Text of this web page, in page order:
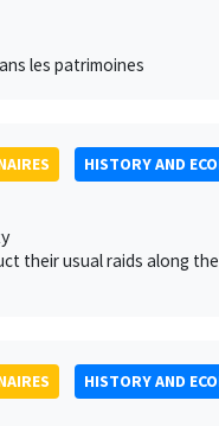
les patrimoines
HISTORY AND
their usual raids along
HISTORY AND